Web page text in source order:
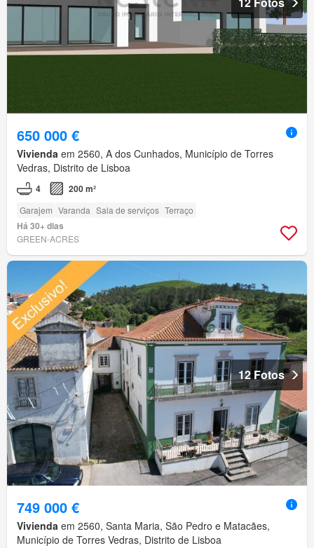
650 000 €
Vivienda em 2560, A dos Cunhados, Município de Torres
Vedras, Distrito de Lisboa
4 200 m²
Garajem Varanda Sala de serviços Terraço
Há 30+ dias
GREEN-ACRES
12 Fotos
749 000 €
Vivienda em 2560, Santa Maria, São Pedro e Matacães,
Município de Torres Vedras, Distrito de Lisboa